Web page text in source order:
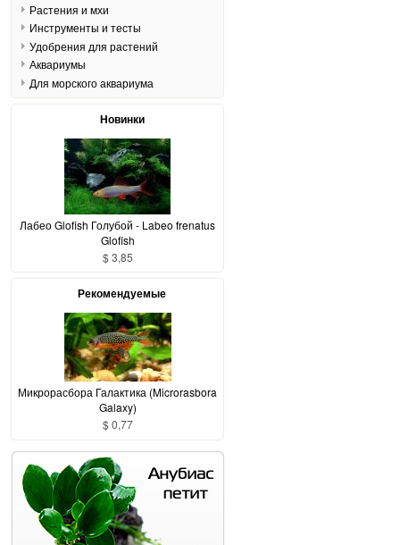
Растения и мхи
Инструменты и тесты
Удобрения для растений
Аквариумы
Для морского аквариума
Новинки
Лабео Glofish Голубой - Labeo frenatus
Glofish
$ 3,85
Рекомендуемые
Микрорасбора Галактика (Microrasbora
Galaxy)
$ 0,77